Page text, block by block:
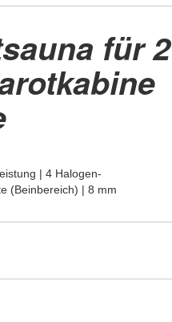
für 2
| 4 Halogen-
(Beinbereich) | 8 mm